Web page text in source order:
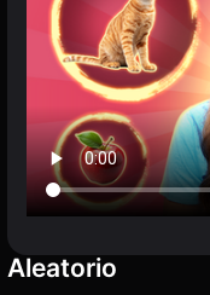
Aleatorio